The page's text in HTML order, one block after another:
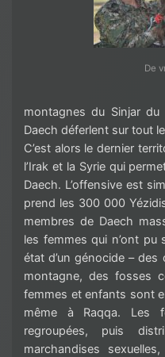
De
montagnes du Sinjar
Daech déferlent sur tout
C’est alors le dernier
l’Irak et la Syrie qui
Daech. L’offensive est
prend les 300 000
membres de Daech
les femmes qui n’ont pu
état d’un génocide –
montagne, des fosses
femmes et enfants sont
même à Raqqa. Les
regroupées, puis
marchandises